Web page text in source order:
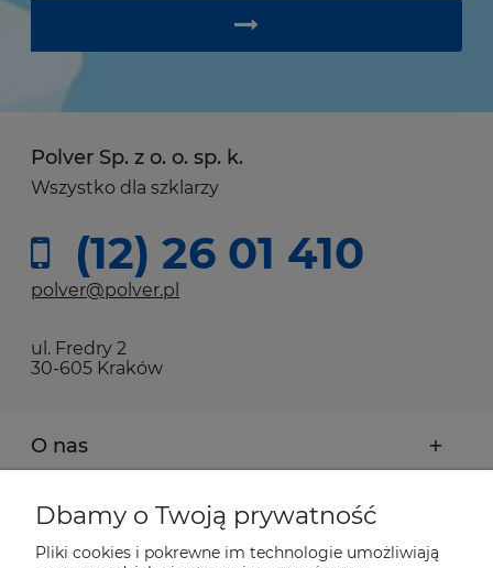
Polver Sp. z o. o. sp. k.
Wszystko dla szklarzy
(12) 26 01 410
polver@polver.pl
ul. Fredry 2
30-605 Kraków
O nas
Moje konto
Dbamy o Twoją prywatność
Pliki cookies i pokrewne im technologie umożliwiają